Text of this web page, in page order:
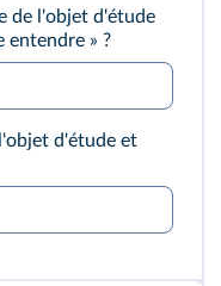
de l'objet d'étude
entendre » ?
d'étude et